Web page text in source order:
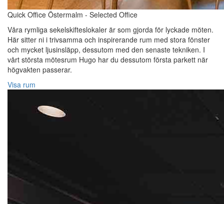
Quick Office Östermalm - Selected Office
Våra rymliga sekelskifteslokaler är som gjorda för lyckade möten.
Här sitter ni i trivsamma och inspirerande rum med stora fönster
och mycket ljusinsläpp, dessutom med den senaste tekniken. I
vårt största mötesrum Hugo har du dessutom första parkett när
högvakten passerar.
Visa rum